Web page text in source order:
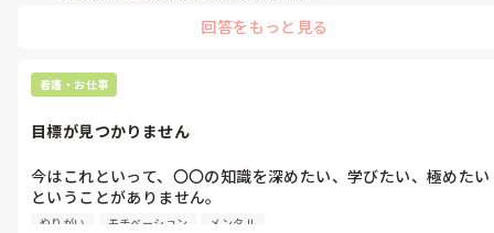
回答をもっと見る
看護・お仕事
目標が見つかりません
今はこれといって、〇〇の知識を深めたい、学びたい、極めたい
ということがありません。
仕事に対し、目標を持ち、積極的に動いている同僚を見ると、余
やりがい モチベーション メンタル